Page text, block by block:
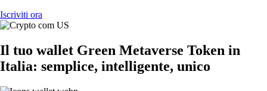
Iscriviti ora
Il tuo wallet Green Metaverse Token in
Italia: semplice, intelligente, unico